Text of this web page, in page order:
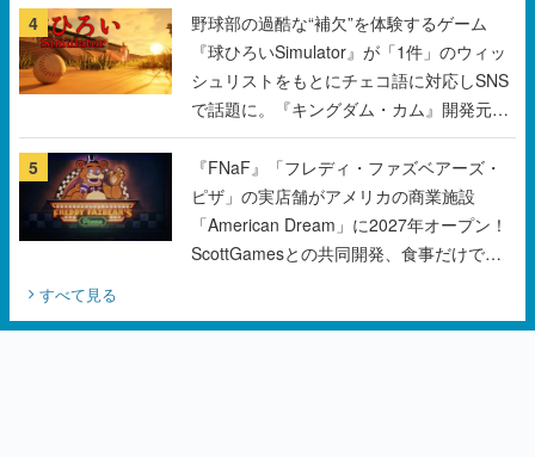
4
野球部の過酷な“補欠”を体験するゲーム
『球ひろいSimulator』が「1件」のウィッ
シュリストをもとにチェコ語に対応しSNS
で話題に。『キングダム・カム』開発元や
チェコのプロ野球選手から称賛の声
5
『FNaF』「フレディ・ファズベアーズ・
ピザ」の実店舗がアメリカの商業施設
「American Dream」に2027年オープン！
ScottGamesとの共同開発、食事だけでな
すべて見る